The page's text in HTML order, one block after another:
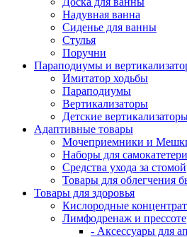
Надувная ванна
Сиденье для ванны
Стулья
Поручни
Параподиумы и
Имитатор ходьбы
Параподиумы
Вертикализаторы
Детские
Адаптивные товары
Мочеприемники и
Наборы для
Средства ухода за стомой
Товары для облегчения
Товары для здоровья
Кислородные
Лимфодренаж и
- Аксессуары для